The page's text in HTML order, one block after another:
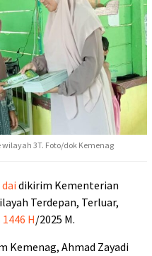
3T. Foto/dok Kemenag
dai dikirim Kementerian
Terdepan, Terluar,
H/2025 M.
Kemenag, Ahmad Zayadi